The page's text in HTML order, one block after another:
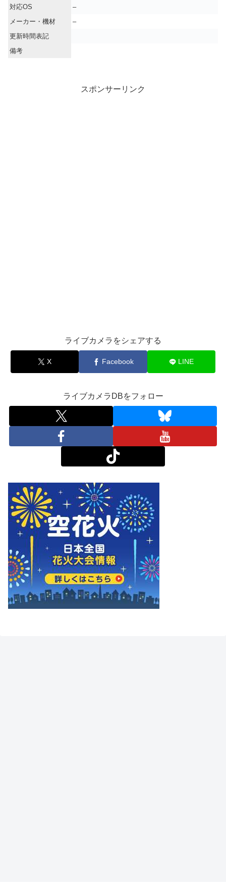
対応OS
–
メーカー・機材
–
更新時間表記
備考
スポンサーリンク
ライブカメラをシェアする
X Facebook LINE
ライブカメラDBをフォロー